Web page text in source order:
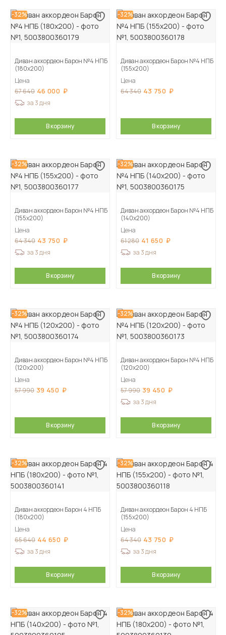
-32%
Диван аккордеон Барон №4 НПБ
(180х200)
Цена
67 640 46 000
за 3 дня
В корзину
-32%
Диван аккордеон Барон №4 НПБ
(155х200)
Цена
64 340 43 750
В корзину
-32%
Диван аккордеон Барон №4 НПБ
(155х200)
Цена
64 340 43 750
за 3 дня
В корзину
-32%
Диван аккордеон Барон №4 НПБ
(140х200)
Цена
61 280 41 650
за 3 дня
В корзину
-32%
Диван аккордеон Барон №4 НПБ
(120х200)
Цена
57 990 39 450
В корзину
-32%
Диван аккордеон Барон №4 НПБ
(120х200)
Цена
57 990 39 450
за 3 дня
В корзину
-32%
Диван аккордеон Барон 4 НПБ
(180х200)
Цена
65 640 44 650
за 3 дня
В корзину
-32%
Диван аккордеон Барон 4 НПБ
(155х200)
Цена
64 340 43 750
за 3 дня
В корзину
-32% -32%